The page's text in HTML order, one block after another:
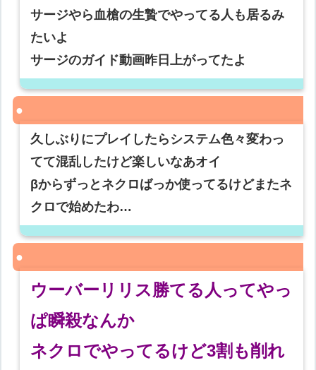
サージやら血槍の生贄でやってる人も居るみ
たいよ
サージのガイド動画昨日上がってたよ
久しぶりにプレイしたらシステム色々変わっ
てて混乱したけど楽しいなあオイ
βからずっとネクロばっか使ってるけどまたネ
クロで始めたわ…
ウーバーリリス勝てる人ってやっ
ぱ瞬殺なんか
ネクロでやってるけど3割も削れ